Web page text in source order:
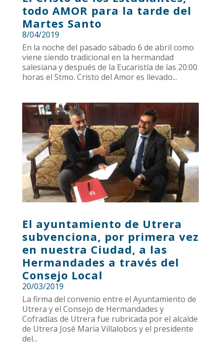
todo AMOR para la tarde del
Martes Santo
8/04/2019
En la noche del pasado sábado 6 de abril como
viene siendo tradicional en la hermandad
salesiana y después de la Eucaristía de las 20:00
horas el Stmo. Cristo del Amor es llevado...
El ayuntamiento de Utrera
subvenciona, por primera vez
en nuestra Ciudad, a las
Hermandades a través del
Consejo Local
20/03/2019
La firma del convenio entre el Ayuntamiento de
Utrera y el Consejo de Hermandades y
Cofradías de Utrera fue rubricada por el alcalde
de Utrera José María Villalobos y el presidente
del...